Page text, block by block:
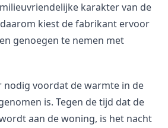
karakter van de
kiest de fabrikant ervoor
genoegen te nemen met
nodig voordat de warmte in de
is. Tegen de tijd dat de
aan de woning, is het nacht